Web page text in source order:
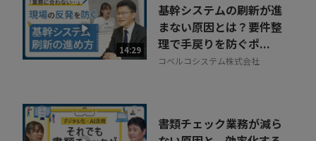
14:29
基幹システムの刷新が進
まない原因とは？要件整
理で手戻りを防ぐポ...
コベルコシステム株式会社
書類チェック業務が減ら